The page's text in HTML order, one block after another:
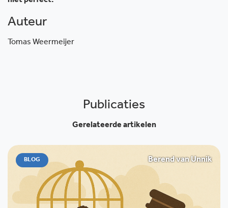
Auteur
Tomas Weermeijer
Publicaties
Gerelateerde artikelen
BLOG Berend van Unnik